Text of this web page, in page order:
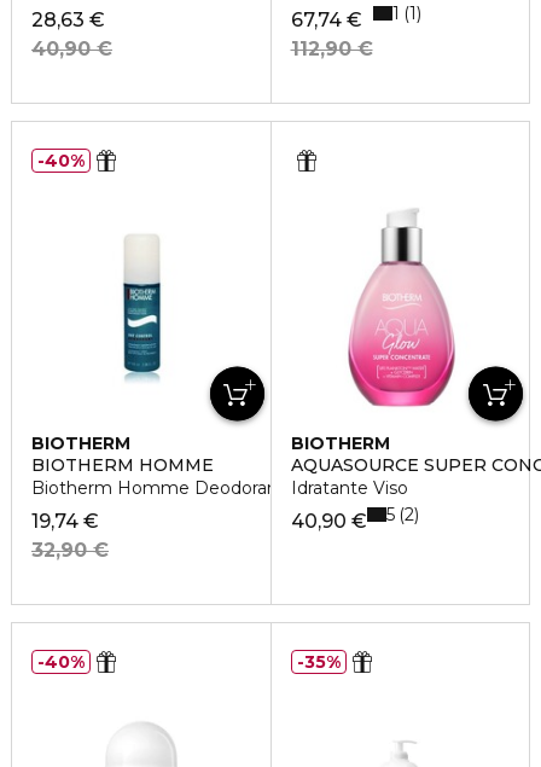
28,63 €
40,90 €
67,74 €
112,90 €
1 1
BIOTHERM
BIOTHERM HOMME
Biotherm Homme Deodorante Spray Day Control
19,74 €
32,90 €
40%
BIOTHERM
AQUASOURCE SUPER
Idratante Viso
40,90 € 5 2
40% 35%